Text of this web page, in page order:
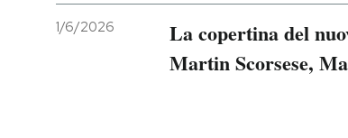
1/6/2026
La copertina del
Martin Scorsese,